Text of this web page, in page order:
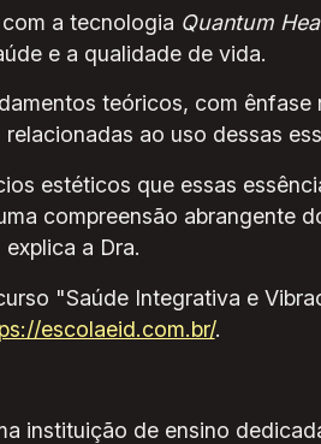
a tecnologia Quantum
e a qualidade de vida.
teóricos, com ênfase
ao uso dessas
estéticos que essas
compreensão abrangente
a Dra.
"Saúde Integrativa e
escolaeid.com.br/.
instituição de ensino